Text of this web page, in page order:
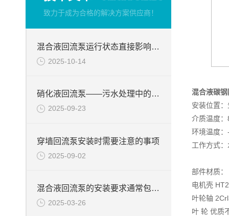
致力于成为合格的解决方案供应商！
混合液回流泵运行状态直接影响整个工艺流程的稳定性与效率
2025-10-14
硝化液回流泵——污水处理中的关键角色
2025-09-23
穿墙回流泵安装时需要注意的事项
2025-09-02
混合液回流泵的安装要求通常包括以下几个方面
2025-03-26
混合液碳
安装位置
介质温度
环境温度
工作方式
部件材质：
电机壳
叶轮轴
叶 轮 优质